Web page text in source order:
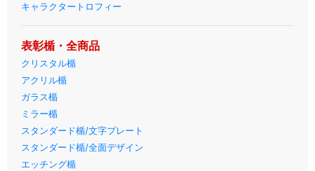
キャラクタートロフィー
表彰楯・全商品
クリスタル楯
アクリル楯
ガラス楯
ミラー楯
スタンダード楯/文字プレート
スタンダード楯/全面デザイン
エッチング楯